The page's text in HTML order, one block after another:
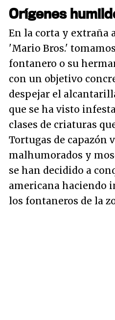
Orígenes
En la corta y extraña
'Mario Bros.'
fontanero o su
con un objetivo
despejar el
que se ha visto
clases de criaturas
Tortugas de capazón
malhumorados y
se han decidido a
americana haciendo
los fontaneros de la